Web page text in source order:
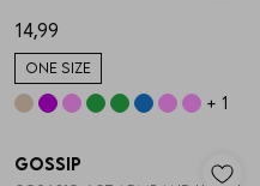
14,99
+ 1
ONE SIZE
1/2
Nieuw
Gossip